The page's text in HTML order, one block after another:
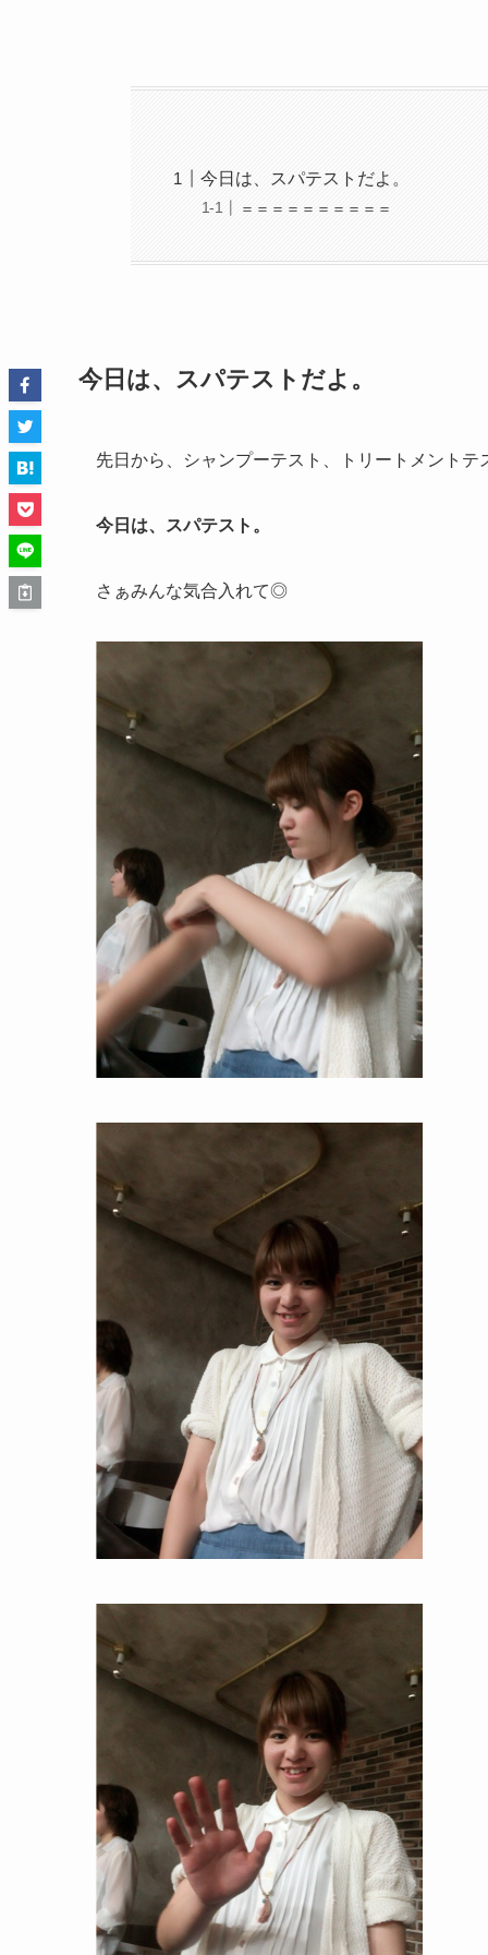
今日は、スパテストだよ。
＝＝＝＝＝＝＝＝＝＝
今日は、スパテストだよ。
先日から、シャンプーテスト、トリートメントテ
今日は、スパテスト。
さぁみんな気合入れて◎